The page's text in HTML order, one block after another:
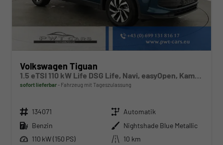
Volkswagen Tiguan
sofort lieferbar Fahrzeug mit Tageszulassung
Fahrzeugnr. 134071 Getriebe Automatik
Kraftstoff Benzin Außenfarbe Nightshade Blue Metallic
Leistung 110 kW (150 PS) Kilometerstand
10 km